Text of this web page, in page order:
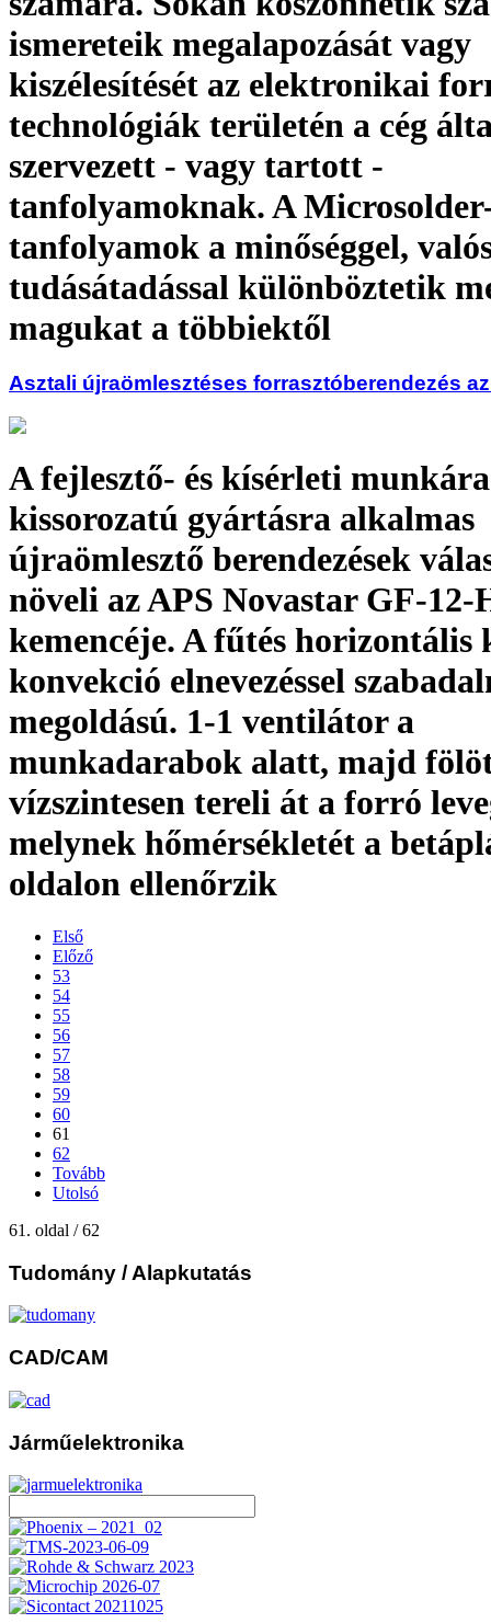
ismereteik megalapozását vagy
kiszélesítését az elektronikai
technológiák területén a cég
szervezett - vagy tartott -
tanfolyamoknak. A
tanfolyamok a minőséggel,
tudásátadással különböztetik
magukat a többiektől
Asztali újraömlesztéses forrasztóberendezés
A fejlesztő- és kísérleti
kissorozatú gyártásra alkalmas
újraömlesztő berendezések
növeli az APS Novastar GF-
kemencéje. A fűtés horizontális
konvekció elnevezéssel
megoldású. 1-1 ventilátor a
munkadarabok alatt, majd
vízszintesen tereli át a forró
melynek hőmérsékletét a
oldalon ellenőrzik
Első
Előző
53
54
55
56
57
58
59
60
61
62
Tovább
Utolsó
61. oldal / 62
Tudomány / Alapkutatás
CAD/CAM
Járműelektronika